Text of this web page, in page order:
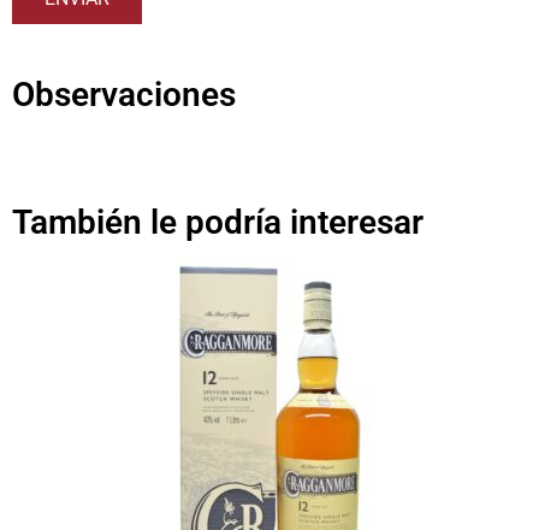
Observaciones
También le podría interesar